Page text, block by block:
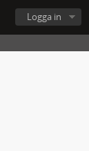
Logga in